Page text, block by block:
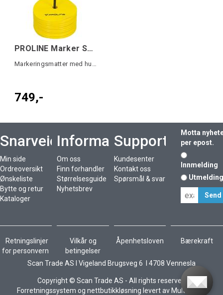
PROLINE Marker Spot Set 20 pk Gul OS
Markeringsmatter med hull 15 cm
749,-
Snarveier
Min side
Ordreoversikt
Ønskeliste
Bytte og retur
Kataloger
Informasjon
Om oss
Finn forhandler
Størrelsesguide
Nyhetsbrev
Support
Kundesenter
Kontakt oss
Spørsmål & svar
Motta
per epost.
Innmelding
Retningslinjer
for personvern
Vilkår og
betingelser
Åpenhetsloven Bærekraft
Scan Trade AS I Vigeland Brugsveg 6 I 4708 Vennesla
Copyright © Scan Trade AS - All rights reserved
Forretningssystem og nettbutikkløsning levert av Multicase™